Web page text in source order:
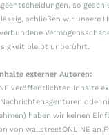
so
schließen wir unsere
bleibt unberührt.
externer Autoren:
veröffentlichten Inhalte
oder
haben wir keinen
von wallstreetONLINE